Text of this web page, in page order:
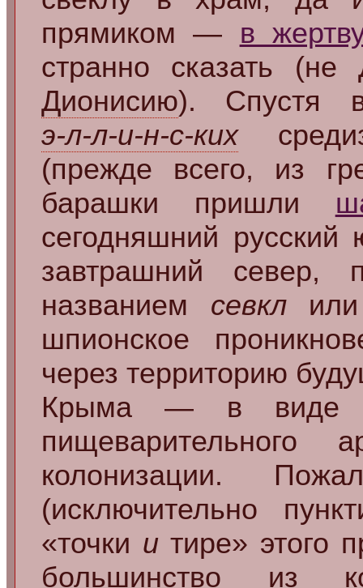
прямиком — в
странно сказать
Дионисию). Спустя
э-л-л-и-н-с-ких
(прежде всего, из
барашки пришли
сегодняшний
завтрашний
названием севкл
шпионское
через территорию
Крыма — в виде
пищеварительного
колонизации.
(исключительно
«точки итире» этого
большинство из